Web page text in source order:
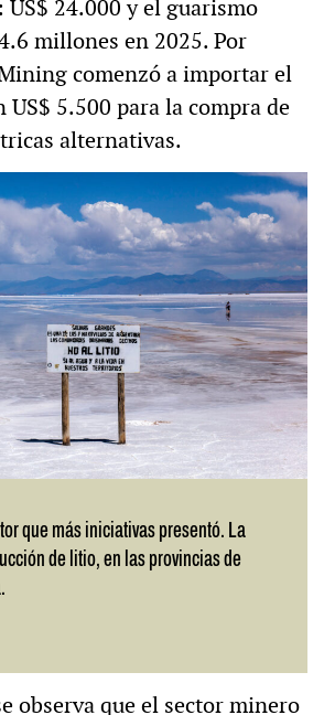
24.000 y el guarismo
millones en 2025. Por
comenzó a importar el
US$ 5.500 para la compra de
alternativas.
que más iniciativas presentó. La
de litio, en las provincias de
observa que el sector minero